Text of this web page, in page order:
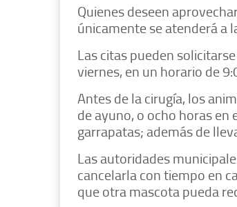
Quienes deseen
únicamente se atenderá a
Las citas pueden
viernes, en un horario de
Antes de la cirugía, los
de ayuno, o ocho horas en
garrapatas; además de
Las autoridades
cancelarla con tiempo en
que otra mascota pueda